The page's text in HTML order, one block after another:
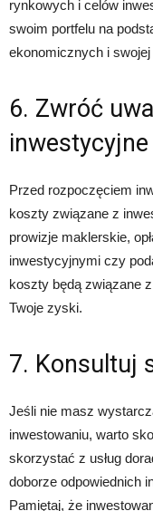
rynkowych i celów
swoim portfelu na
ekonomicznych i swojej
6. Zwróć
inwestycyjne
Przed rozpoczęciem
koszty związane z
prowizje maklerskie,
inwestycyjnymi czy
koszty będą związane
Twoje zyski.
7. Konsultuj
Jeśli nie masz
inwestowaniu, warto
skorzystać z usług
doborze odpowiednich
Pamiętaj, że